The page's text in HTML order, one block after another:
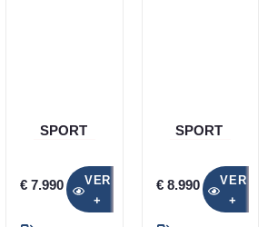
SPORT
€ 7.990
VER
+
SPORT
€ 8.990
VER
+